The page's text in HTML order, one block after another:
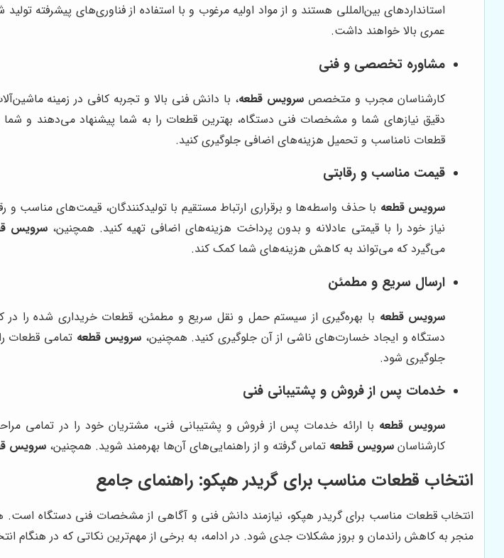
استانداردهای بین‌المللی هستند و از مواد اولیه مرغوب و با استفاده از فناوری‌های
عمری بالا خواهند داشت.
مشاوره تخصصی و فنی
کارشناسان مجرب و متخصص سرویس قطعه، با دانش فنی بالا و تجربه کافی در زمینه
دقیق نیازهای شما و مشخصات فنی دستگاه، بهترین قطعات را به شما پیشنهاد می‌دهند و
قطعات نامناسب و تحمیل هزینه‌های اضافی جلوگیری کنید.
قیمت مناسب و رقابتی
سرویس قطعه با حذف واسطه‌ها و برقراری ارتباط مستقیم با تولیدکنندگان، قیمت‌های مناسب
نیاز خود را با قیمتی عادلانه و بدون پرداخت هزینه‌های اضافی تهیه کنید. همچنین، سرویس
می‌گیرد که می‌تواند به کاهش هزینه‌های شما کمک کند.
ارسال سریع و مطمئن
سرویس قطعه با بهره‌گیری از سیستم حمل و نقل سریع و مطمئن، قطعات خریداری شده را
دستگاه و ایجاد خسارت‌های ناشی از آن جلوگیری کنید. همچنین، سرویس قطعه تمامی قطعات
جلوگیری شود.
خدمات پس از فروش و پشتیبانی فنی
سرویس قطعه با ارائه خدمات پس از فروش و پشتیبانی فنی، مشتریان خود را در تمامی
کارشناسان سرویس قطعه تماس گرفته و از راهنمایی‌های آن‌ها بهره‌مند شوید. همچنین، سرویس
انتخاب قطعات مناسب برای گریدر هپکو: راهنمای جامع
انتخاب قطعات مناسب برای گریدر هپکو، نیازمند دانش فنی و آگاهی از مشخصات فنی دستگاه
منجر به کاهش راندمان و بروز مشکلات جدی شود. در ادامه، به برخی از مهم‌ترین نکاتی که در هنگام